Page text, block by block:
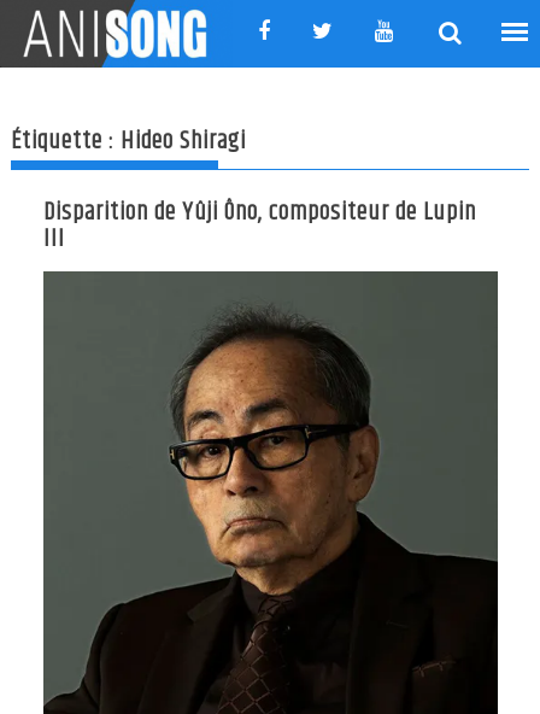
content
Étiquette : Hideo Shiragi
Disparition de Yûji Ôno, compositeur de Lupin
III